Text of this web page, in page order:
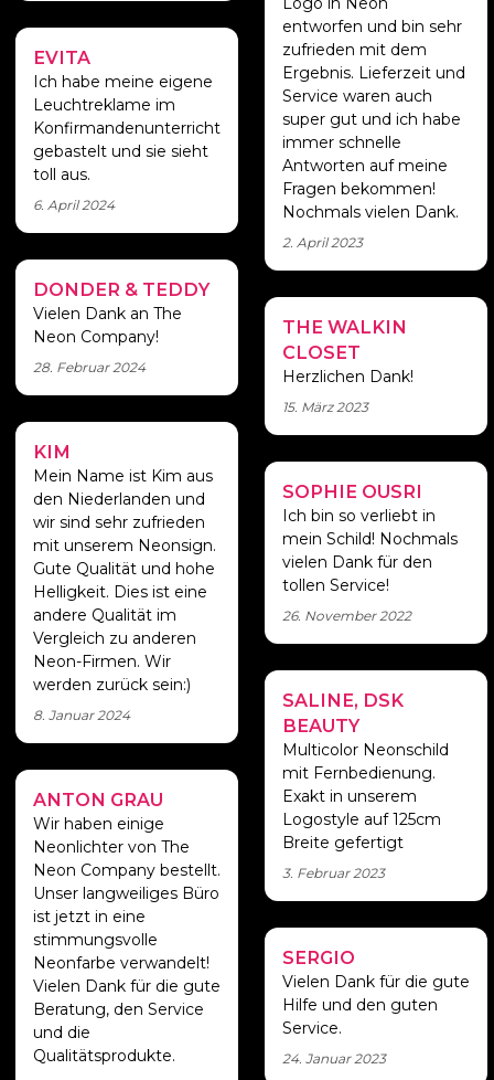
Sehr schnelle
Lieferung
EVITA
Ich habe meine eigene
Leuchtreklame im
Konfirmandenunterricht
gebastelt und sie sieht
toll aus.
6. April 2024
Gute Beratung
und hilfreich
DONDER & TEDDY
Vielen Dank an The
Neon Company!
28. Februar 2024
Perfektes
Neonsign
KIM
Mein Name ist Kim aus
den Niederlanden und
wir sind sehr zufrieden
mit unserem Neonsign.
Gute Qualität und hohe
Helligkeit. Dies ist eine
andere Qualität im
Vergleich zu anderen
Neon-Firmen. Wir
werden zurück sein:)
8. Januar 2024
Maximale
stimmungsvolle
Beleuchtung
ANTON GRAU
Wir haben einige
Neonlichter von The
Neon Company bestellt.
Unser langweiliges Büro
ist jetzt in eine
stimmungsvolle
Neonfarbe verwandelt!
Vielen Dank für die gute
Beratung, den Service
und die
Qualitätsprodukte.
entworfen und bin sehr
zufrieden mit dem
Ergebnis. Lieferzeit und
Service waren auch
super gut und ich habe
immer schnelle
Antworten auf meine
Fragen bekommen!
Nochmals vielen Dank.
2. April 2023
Verliebt
THE WALKIN
CLOSET
Herzlichen Dank!
15. März 2023
Sehr schön!
SOPHIE OUSRI
Ich bin so verliebt in
mein Schild! Nochmals
vielen Dank für den
tollen Service!
26. November 2022
Wunderschönes
Neon-Logo
SALINE, DSK
BEAUTY
Multicolor Neonschild
mit Fernbedienung.
Exakt in unserem
Logostyle auf 125cm
Breite gefertigt
3. Februar 2023
Wir sind sehr
zufrieden!
SERGIO
Vielen Dank für die gute
Hilfe und den guten
Service.
24. Januar 2023